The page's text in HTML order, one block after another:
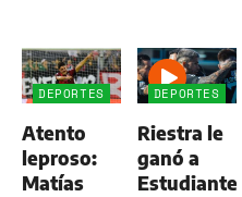
DEPORTES
Atento
leproso:
Matías
DEPORTES
Riestra le
ganó a
Estudiantes,